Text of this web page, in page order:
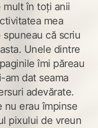
mult în toți anii
mea
că scriu
Unele dintre
îmi păreau
am dat seama
adevărate.
nu erau împinse
pixului de vreun